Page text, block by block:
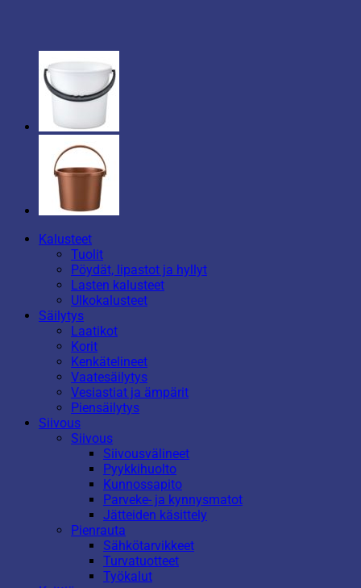
Kalusteet
Tuolit
Pöydät, lipastot ja hyllyt
Lasten kalusteet
Ulkokalusteet
Säilytys
Laatikot
Korit
Kenkätelineet
Vaatesäilytys
Vesiastiat ja ämpärit
Piensäilytys
Siivous
Siivous
Siivousvälineet
Pyykkihuolto
Kunnossapito
Parveke- ja kynnysmatot
Jätteiden käsittely
Pienrauta
Sähkötarvikkeet
Turvatuotteet
Työkalut